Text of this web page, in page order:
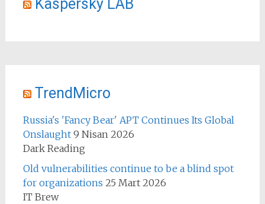
Kaspersky LAB
TrendMicro
Russia's 'Fancy Bear' APT Continues Its Global
Onslaught 9 Nisan 2026
Dark Reading
Old vulnerabilities continue to be a blind spot
for organizations 25 Mart 2026
IT Brew